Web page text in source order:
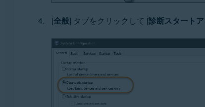
[全般] タブをクリックして [診断スタート